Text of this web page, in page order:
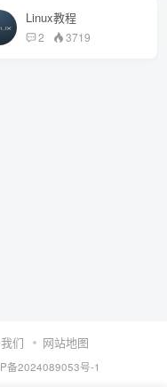
Linux教程
2 3719
们 网站地图
备2024089053号-1